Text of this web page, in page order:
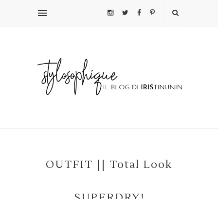
OUTFIT || Total Look